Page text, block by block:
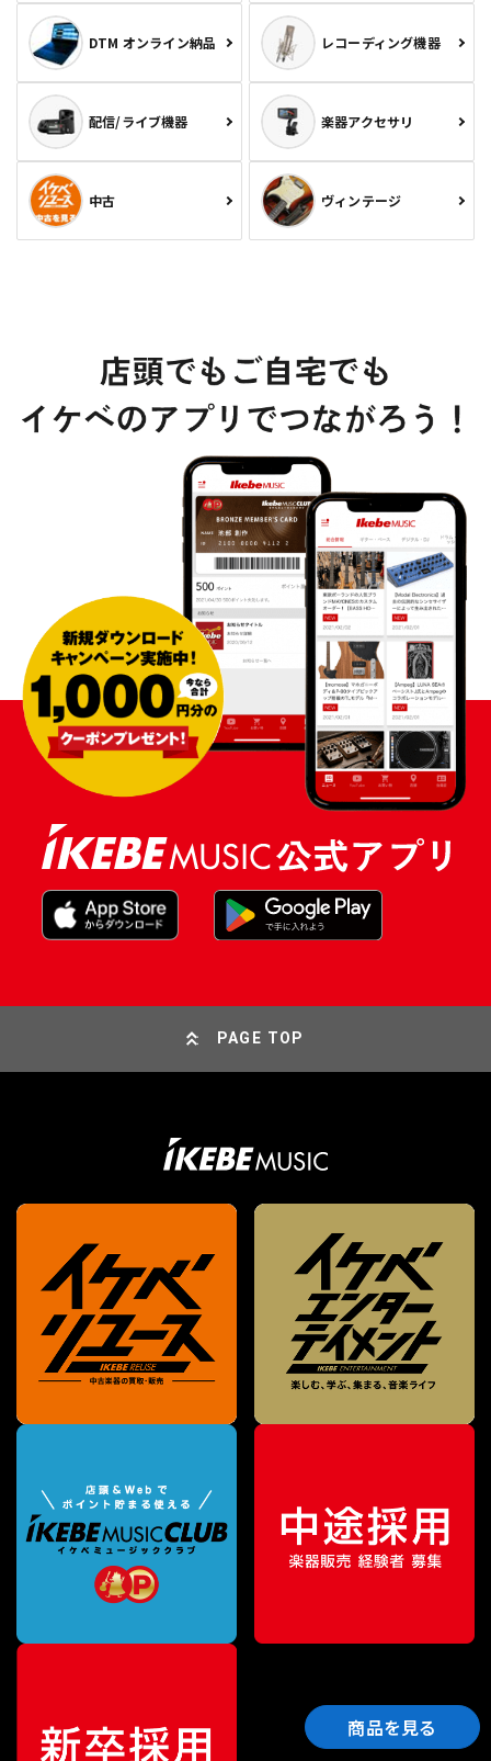
商品を見る
DTM オンライン納品 レコーディング機器
配信/ライブ機器 楽器アクセサリ
中古 ヴィンテージ
PAGE TOP